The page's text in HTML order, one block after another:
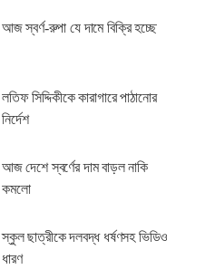
আজ স্বর্ণ-রুপা যে দামে বিক্রি হচ্ছে
লতিফ সিদ্দিকীকে কারাগারে পাঠানোর
নির্দেশ
আজ দেশে স্বর্ণের দাম বাড়ল নাকি
কমলো
স্কুল ছাত্রীকে দলবদ্ধ ধর্ষণসহ ভিডিও
ধারণ